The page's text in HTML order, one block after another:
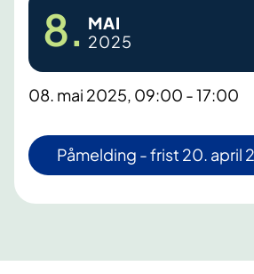
8. MAI
2025
08. mai 2025, 09:00 - 17:00
Påmelding - frist 20. april